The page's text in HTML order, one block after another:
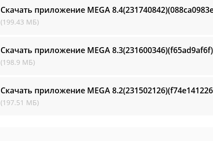
Скачать приложение MEGA
(199.43 МБ)
Скачать приложение MEGA8.3(231600346)(f65ad9af6f)
(198.9 МБ)
Скачать приложение MEGA
(197.51 МБ)